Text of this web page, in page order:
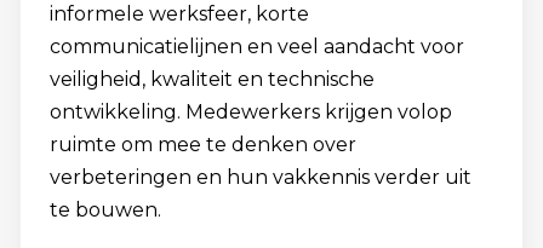
informele werksfeer, korte
communicatielijnen en veel aandacht voor
veiligheid, kwaliteit en technische
ontwikkeling. Medewerkers krijgen volop
ruimte om mee te denken over
verbeteringen en hun vakkennis verder uit
te bouwen.